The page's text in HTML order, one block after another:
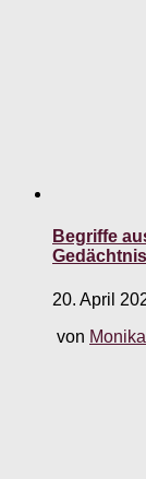
Begriffe
20. April
von Monika